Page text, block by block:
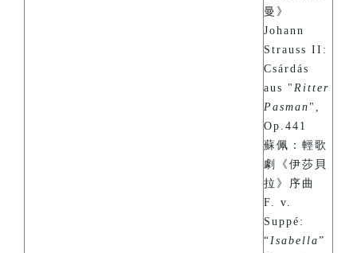
曼》
Johann
Strauss II:
Csárdás
aus " Ritter
Pasman ",
Op.441
蘇佩：輕歌
劇《伊莎貝
拉》序曲
F. v.
Suppé:
“Isabella”